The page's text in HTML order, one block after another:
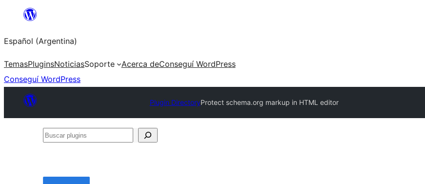
Saltar
contenido
Español (Argentina)
TemasPluginsNoticiasSoporte Acerca deConseguí WordPress
Conseguí WordPress
Plugin DirectoryProtect schema.org markup in HTML editor
Buscar